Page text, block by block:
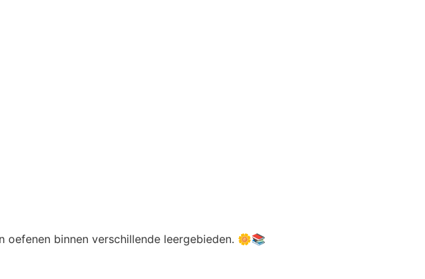
binnen verschillende leergebieden. 🌼📚